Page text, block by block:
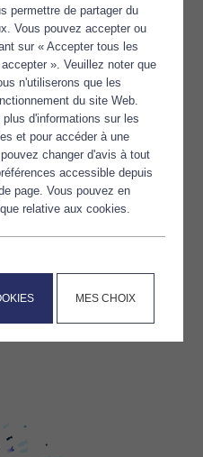
permettre de partager du
Vous pouvez accepter ou
sur « Accepter tous les
». Veuillez noter que
n'utiliserons que les
du site Web.
d'informations sur les
et pour accéder à une
changer d'avis à tout
accessible depuis
page. Vous pouvez en
relative aux cookies.
MES CHOIX